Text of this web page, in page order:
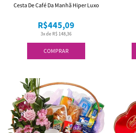
COMPRAR
3x de R$ 148,36
R$445,09
Cesta De Café Da Manhã Hiper Luxo